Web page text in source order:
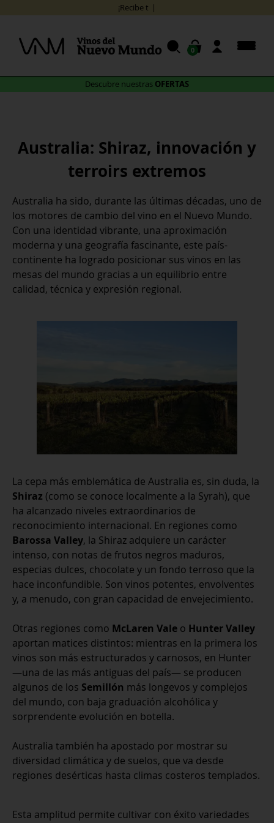
content
Descubre nuestras OFERTAS
¡Recibe tu pedido en
0
Australia: Shiraz, innovación y
terroirs extremos
Australia ha sido, durante las últimas décadas, uno de
los motores de cambio del vino en el Nuevo Mundo.
Con una identidad vibrante, una aproximación
moderna y una geografía fascinante, este país-
continente ha logrado posicionar sus vinos en las
mesas del mundo gracias a un equilibrio entre
calidad, técnica y expresión regional.
La cepa más emblemática de Australia es, sin duda, la
Shiraz (como se conoce localmente a la Syrah), que
ha alcanzado niveles extraordinarios de
reconocimiento internacional. En regiones como
Barossa Valley, la Shiraz adquiere un carácter
intenso, con notas de frutos negros maduros,
especias dulces, chocolate y un fondo terroso que la
hace inconfundible. Son vinos potentes, envolventes
y, a menudo, con gran capacidad de envejecimiento.
Otras regiones como McLaren Vale o Hunter Valley
aportan matices distintos: mientras en la primera los
vinos son más estructurados y carnosos, en Hunter
—una de las más antiguas del país— se producen
algunos de los Semillón más longevos y complejos
del mundo, con baja graduación alcohólica y
sorprendente evolución en botella.
Australia también ha apostado por mostrar su
diversidad climática y de suelos, que va desde
regiones desérticas hasta climas costeros templados.
Esta amplitud permite cultivar con éxito variedades